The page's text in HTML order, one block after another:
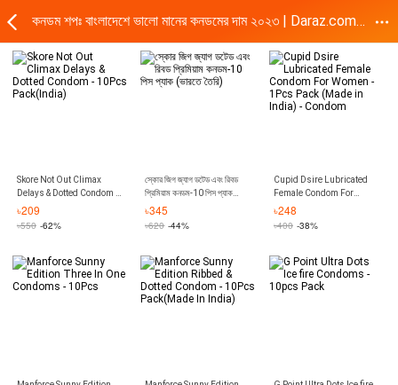
কনডম শপঃ বাংলাদেশে ভালো মানের কনডমের দাম ২০২৩ | Daraz.com.bd
Skore Not Out Climax
Delays & Dotted Condom -
10Pcs Pack(India)
৳209
৳550 -62%
স্কোর জিগ জ্যাগ ডটেড এবং রিবড
প্রিমিয়াম কনডম-10 পিস প্যাক
(ভারতে তৈরি)
৳345
৳620 -44%
Cupid Dsire Lubricated
Female Condom For
Women - 1Pcs Pack (Made
৳248
৳400 -38%